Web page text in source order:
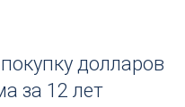
долларов
за 12 лет